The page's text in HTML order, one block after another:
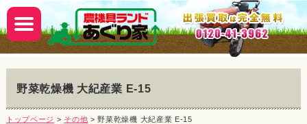
野菜乾燥機 大紀産業 E-15
トップページ > その他 > 野菜乾燥機 大紀産業 E-15